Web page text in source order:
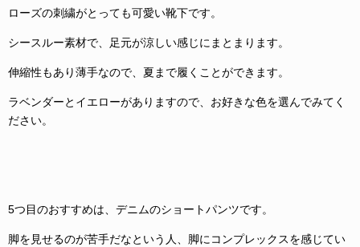
ローズの刺繍がとっても可愛い靴下です。
シースルー素材で、足元が涼しい感じにまとまります。
伸縮性もあり薄手なので、夏まで履くことができます。
ラベンダーとイエローがありますので、お好きな色を選んでみてく
ださい。
5つ目のおすすめは、デニムのショートパンツです。
脚を見せるのが苦手だなという人、脚にコンプレックスを感じてい